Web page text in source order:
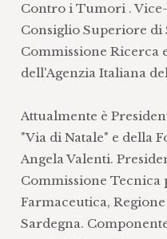
Contro i Tumori .
Consiglio Superiore di
Commissione Ricerca
dell'Agenzia Italiana
Attualmente è
"Via di Natale" e della
Angela Valenti.
Commissione Tecnica
Farmaceutica,
Sardegna.